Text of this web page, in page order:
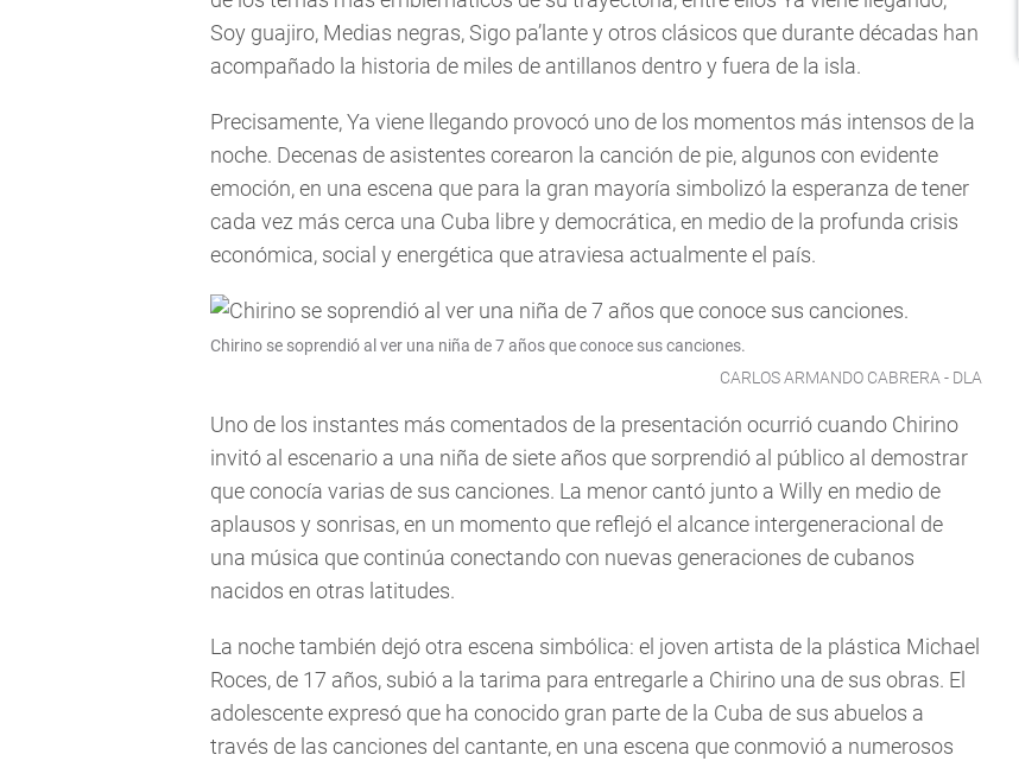
Soy guajiro, Medias negras, Sigo pa’lante y otros clásicos que durante décadas han
acompañado la historia de miles de antillanos dentro y fuera de la isla.
Precisamente, Ya viene llegando provocó uno de los momentos más intensos de la
noche. Decenas de asistentes corearon la canción de pie, algunos con evidente
emoción, en una escena que para la gran mayoría simbolizó la esperanza de tener
cada vez más cerca una Cuba libre y democrática, en medio de la profunda crisis
económica, social y energética que atraviesa actualmente el país.
Chirino se soprendió al ver una niña de 7 años que conoce sus canciones.
CARLOS ARMANDO CABRERA - DLA
Uno de los instantes más comentados de la presentación ocurrió cuando Chirino
invitó al escenario a una niña de siete años que sorprendió al público al demostrar
que conocía varias de sus canciones. La menor cantó junto a Willy en medio de
aplausos y sonrisas, en un momento que reflejó el alcance intergeneracional de
una música que continúa conectando con nuevas generaciones de cubanos
nacidos en otras latitudes.
La noche también dejó otra escena simbólica: el joven artista de la plástica Michael
Roces, de 17 años, subió a la tarima para entregarle a Chirino una de sus obras. El
adolescente expresó que ha conocido gran parte de la Cuba de sus abuelos a
través de las canciones del cantante, en una escena que conmovió a numerosos